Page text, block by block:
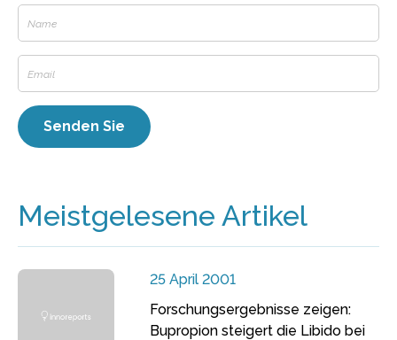
Meistgelesene Artikel
25 April 2001
Forschungsergebnisse zeigen:
Bupropion steigert die Libido bei